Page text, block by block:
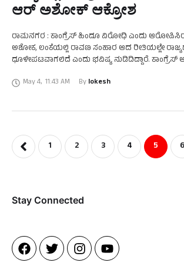
ಆರ್‌ ಅಶೋಕ್‌ ಆಕ್ರೋಶ
ರಾಮನಗರ : ಕಾಂಗ್ರೆಸ್ ಹಿಂದೂ ವಿರೋಧಿ ಎಂದು
ಅಶೋಕ, ಲಂಕೆಯಲ್ಲಿ ರಾವಣ ಸಂಹಾರ ಆದ ರೀತಿಯಲ್ಲೇ
ಧೂಳೀಪಟವಾಗಲಿದೆ ಎಂದು ಭವಿಷ್ಯ ನುಡಿದಿದ್ದಾರೆ.
May 4, 11:43 AM By lokesh
1 2 3 4 5 6
Stay Connected​